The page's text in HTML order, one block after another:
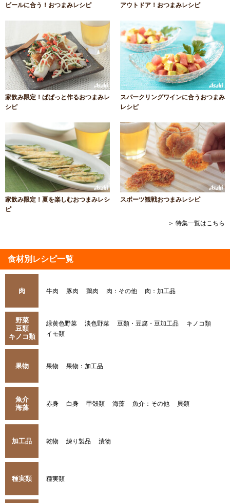
ビールに合う！おつまみレシピ アウトドア！おつまみレシピ
家飲み限定！ぱぱっと作るおつまみレ
シピ
スパークリングワインに合うおつまみ
レシピ
家飲み限定！夏を楽しむおつまみレシ
ピ
スポーツ観戦おつまみレシピ
＞ 特集一覧はこちら
食材別レシピ一覧
肉 牛肉 豚肉 鶏肉 肉：その他 肉：加工品
野菜
豆類
キノコ類
緑黄色野菜 淡色野菜 豆類・豆腐・豆加工品
キノコ類
イモ類
果物 果物 果物：加工品
魚介
海藻
赤身 白身 甲殻類 海藻 魚介：その他 貝類
加工品 乾物 練り製品 漬物
種実類 種実類